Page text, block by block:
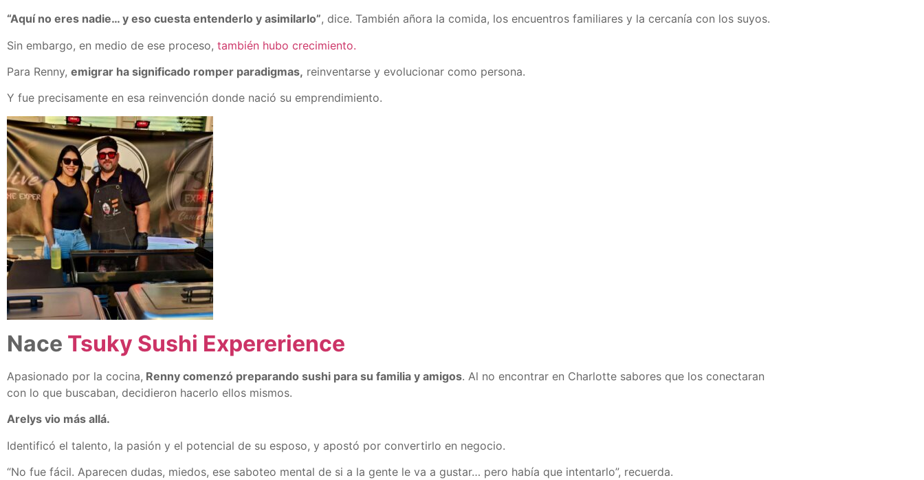
“Aquí no eres nadie… y eso cuesta entenderlo y asimilarlo”, dice. También añora la comida, los encuentros familiares y la cercanía con los suyos.
Sin embargo, en medio de ese proceso, también hubo crecimiento.
Para Renny, emigrar ha significado romper paradigmas, reinventarse y evolucionar como persona.
Y fue precisamente en esa reinvención donde nació su emprendimiento.
Nace Tsuky Sushi Expererience
Apasionado por la cocina, Renny comenzó preparando sushi para su familia y amigos. Al no encontrar en Charlotte sabores que los conectaran
con lo que buscaban, decidieron hacerlo ellos mismos.
Arelys vio más allá.
Identificó el talento, la pasión y el potencial de su esposo, y apostó por convertirlo en negocio.
“No fue fácil. Aparecen dudas, miedos, ese saboteo mental de si a la gente le va a gustar… pero había que intentarlo”, recuerda.